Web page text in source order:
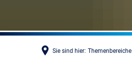
Sie sind hier: Themenbereiche